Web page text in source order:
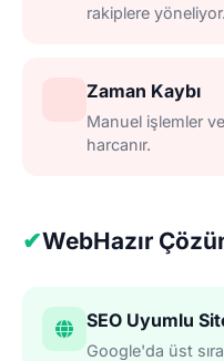
rakiplere yöneliyor.
Zaman Kaybı
Manuel işlemler
harcanır.
✔WebHazır
SEO Uyumlu
Google'da üst